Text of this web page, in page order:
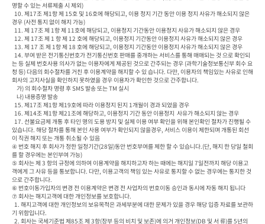
명할 수 있는 서류제출 시 제외)
경우 (사전 통지 없이 해지 가능)
는 등 실제 번호사용 의사가 없는 이용자에게 제공된 것으로 간주되는 경우 (과학기술정보통신부 회수 요
청 등) 다음의 회수절차를 거친 후 이용계약을 해지할 수 있 습니다. 다만, 이용자의 책임있는 사유로 인해
회사의 고지사실을 확인하지 못하였을 경우 이용자가 확인한 것으로 간주합니다.
  16. 제14조 제1항 제21조에 해당하고, 이용정지 기간 동안 이용정지  사유가 해소되지 않는 경우
있습니다. 해당 절차를 통해 본인 사용 여부가 확인되지 않을경우, 서비스 이용이 제한되며 개통된 회선
이 직권 해지 또는 개통 취소될 수 있음
④ 번호 해지 후 회사가 정한 일정기간(28일)동안 번호부여를 제한 할 수 있습니다.(단, 해지 한 당일 철회
를 할 경우에는 본인부여 가능)
⑤ 회사는 제 3 항의 규정에 의하여 이용계약을 해지하고자 하는 때에는 해지일 7일전까지 해당 이용고
객에게 그 사유 등을 통보합니다. 다만, 이용고객의 책임 있는 사유로 통지할 수 없는 경우에는 통지한 것
으로 간주합니다.
⑥ 번호이동가입자의 변경 전 이용계약은 변경 전 사업자의 번호이동 승인과 동시에 자동 해지 됩니다
⑦ 회사는 해지고객에 대한 개인정보를 보호합니다.
기 위함입니다.